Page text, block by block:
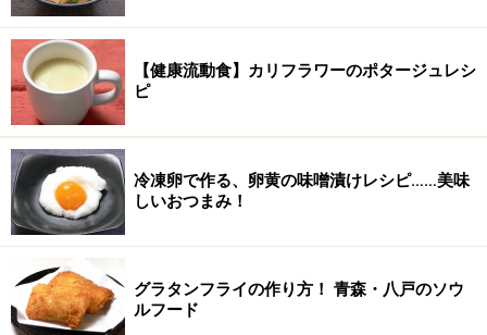
す。
7.ゆがいた野菜を加えて炒める。合わせ調味料を加え
る。味見して味を調整する。
8.水溶き片栗粉でとろみをつける。ごま油を回し入れて
【健康流動食】カリフラワーのポタージュレシ
ピ
冷凍卵で作る、卵黄の味噌漬けレシピ……美味
しいおつまみ！
グラタンフライの作り方！ 青森・八戸のソウ
ルフード